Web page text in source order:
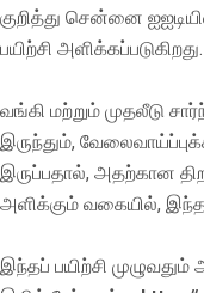
குறித்து சென்னை
பயிற்சி அளிக்கப்படுகிறது.
வங்கி மற்றும் முதலீடு
இருந்தும்,
இருப்பதால், அதற்கான
அளிக்கும் வகையில், இந்த
இந்தப் பயிற்சி